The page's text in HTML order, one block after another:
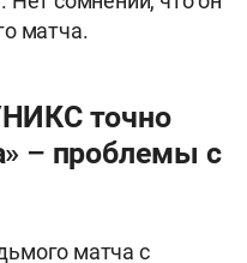
матча.
точно
– проблемы с
матча с